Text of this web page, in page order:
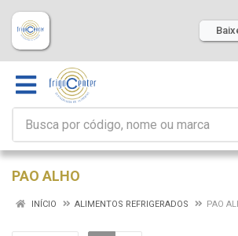
PAO ALHO
INÍCIO ALIMENTOS REFRIGERADOS PAO